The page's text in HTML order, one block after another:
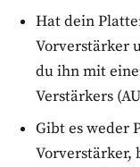
Hat dein
Vorverstärker
du ihn mit
Verstärkers
Gibt es weder
Vorverstärker,